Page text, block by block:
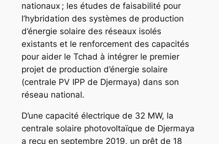
nationaux ; les études de faisabilité pour
l’hybridation des systèmes de production
d’énergie solaire des réseaux isolés
existants et le renforcement des capacités
pour aider le Tchad à intégrer le premier
projet de production d’énergie solaire
(centrale PV IPP de Djermaya) dans son
réseau national.
D’une capacité électrique de 32 MW, la
centrale solaire photovoltaïque de Djermaya
a reçu en septembre 2019, un prêt de 18